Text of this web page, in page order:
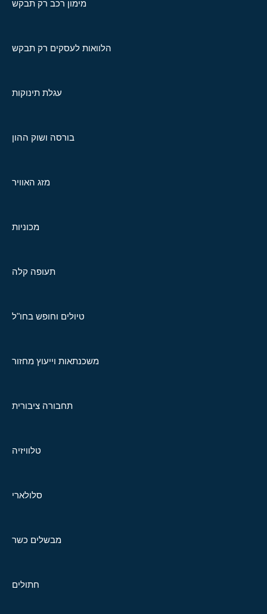
מימון רכב רק תבקש
הלוואות לעסקים רק תבקש
עגלת תינוקות
בורסה ושוק ההון
מזג האוויר
מכוניות
תעופה קלה
טיולים וחופש בחו"ל
משכנתאות וייעוץ מחזור
תחבורה ציבורית
טלוויזיה
סלולארי
מבשלים כשר
חתולים